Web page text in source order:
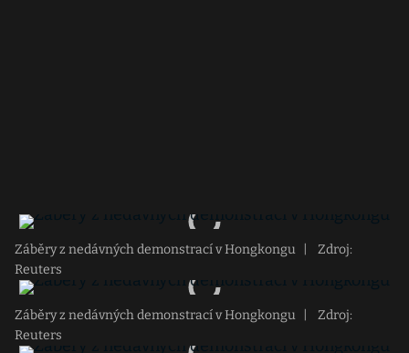
Záběry z nedávných demonstrací v Hongkongu
Zdroj:
Reuters
Záběry z nedávných demonstrací v Hongkongu
Zdroj:
Reuters